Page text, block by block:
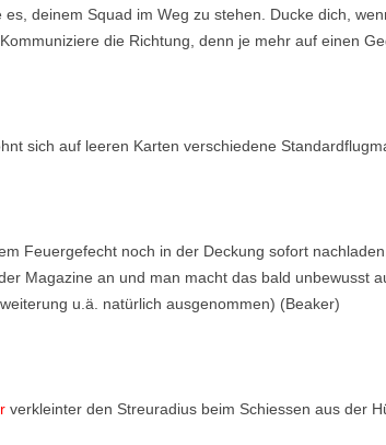
es, deinem Squad im Weg zu stehen. Ducke dich,
die Richtung, denn je mehr auf einen
sich auf leeren Karten verschiedene
Feuergefecht noch in der Deckung sofort
Magazine an und man macht das bald unbewusst
u.ä. natürlich ausgenommen) (Beaker)
verkleinter den Streuradius beim Schiessen aus der